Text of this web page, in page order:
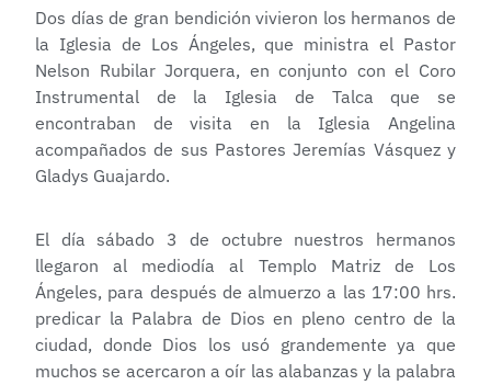
Dos días de gran bendición vivieron los hermanos de
la Iglesia de Los Ángeles, que ministra el Pastor
Nelson Rubilar Jorquera, en conjunto con el Coro
Instrumental de la Iglesia de Talca que se
encontraban de visita en la Iglesia Angelina
acompañados de sus Pastores Jeremías Vásquez y
Gladys Guajardo.
El día sábado 3 de octubre nuestros hermanos
llegaron al mediodía al Templo Matriz de Los
Ángeles, para después de almuerzo a las 17:00 hrs.
predicar la Palabra de Dios en pleno centro de la
ciudad, donde Dios los usó grandemente ya que
muchos se acercaron a oír las alabanzas y la palabra